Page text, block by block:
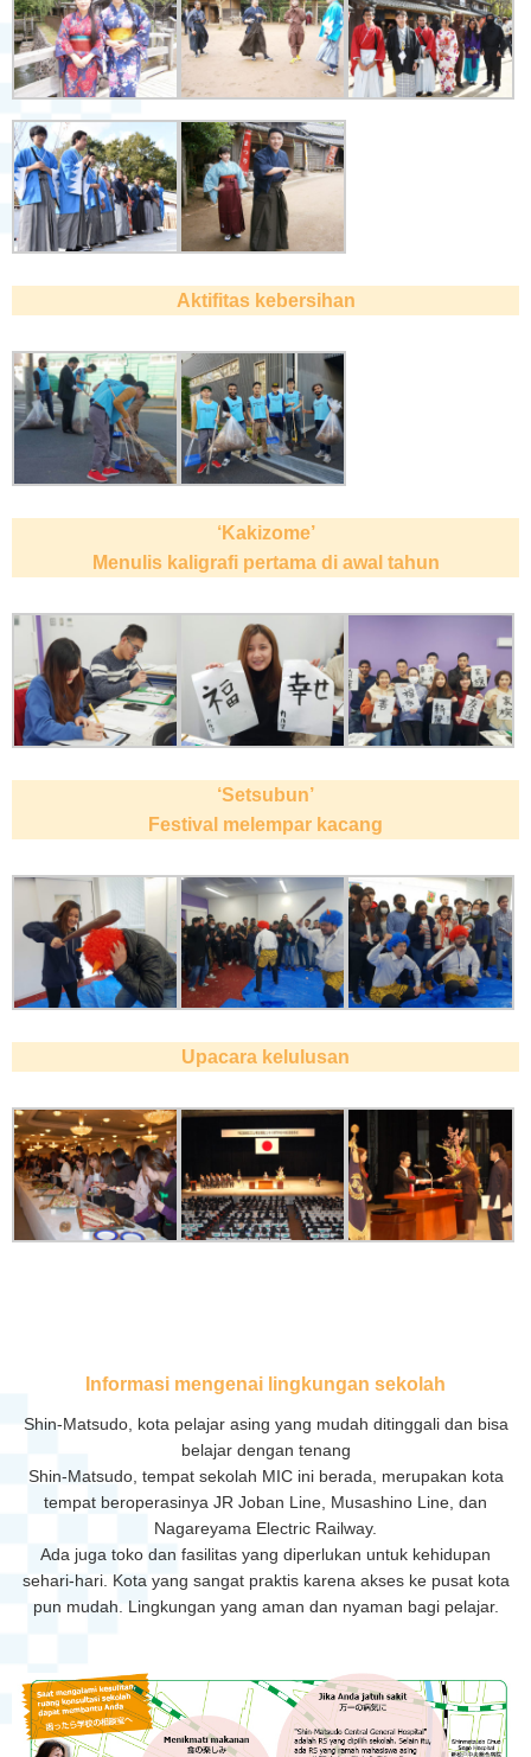
Aktifitas kebersihan
‘Kakizome’
Menulis kaligrafi pertama di awal tahun
‘Setsubun’
Festival melempar kacang
Upacara kelulusan
Informasi mengenai lingkungan sekolah
Shin-Matsudo, kota pelajar asing yang mudah ditinggali dan bisa
belajar dengan tenang
Shin-Matsudo, tempat sekolah MIC ini berada, merupakan kota
tempat beroperasinya JR Joban Line, Musashino Line, dan
Nagareyama Electric Railway.
Ada juga toko dan fasilitas yang diperlukan untuk kehidupan
sehari-hari. Kota yang sangat praktis karena akses ke pusat kota
pun mudah. Lingkungan yang aman dan nyaman bagi pelajar.